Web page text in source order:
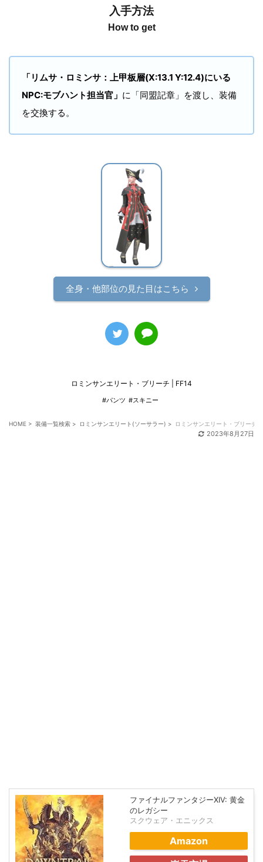
入手方法
How to get
「リムサ・ロミンサ：上甲板層(X:13.1 Y:12.4)にいる
NPC:モブハント担当官」 に「同盟記章」を渡し、装備
を交換する。
全身・他部位の見た目はこちら
ロミンサンエリート・ブリーチ | FF14
#パンツ #スキニー
HOME > 装備一覧検索 > ロミンサンエリート(ソーサラー) > ロミンサンエリート・ブリーチ
2023年8月27日
ファイナルファンタジーXIV: 黄金
のレガシー
スクウェア・エニックス
Amazon